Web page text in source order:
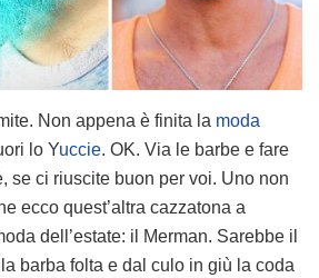
Non appena è finita la moda
lo Yuccie. OK. Via le barbe e fare
se ci riuscite buon per voi. Uno non
ecco quest’altra cazzatona a
dell’estate: il Merman. Sarebbe il
barba folta e dal culo in giù la coda